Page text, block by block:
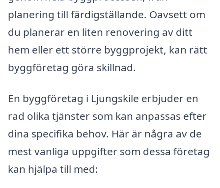
planering till färdigställande. Oavsett om
du planerar en liten renovering av ditt
hem eller ett större byggprojekt, kan rätt
byggföretag göra skillnad.
En byggföretag i Ljungskile erbjuder en
rad olika tjänster som kan anpassas efter
dina specifika behov. Här är några av de
mest vanliga uppgifter som dessa företag
kan hjälpa till med: